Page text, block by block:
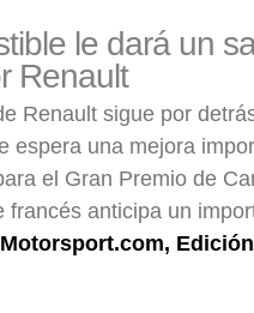
le dará un
Renault
Renault sigue por
espera una mejora
el Gran Premio de
francés anticipa un